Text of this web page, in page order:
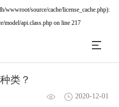
wwwroot/source/cache/license_cache.php):
model/api.class.php on line 217
类？
2020-12-01